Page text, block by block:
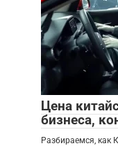
Цена
бизнеса,
Разбираемся, как